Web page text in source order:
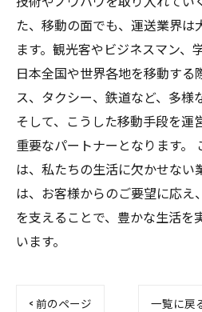
た、移動の面でも、運送業界は
ます。観光客やビジネスマン、
日本全国や世界各地を移動する
ス、タクシー、鉄道など、多様
そして、こうした移動手段を運
重要なパートナーとなります。
は、私たちの生活に欠かせない
は、お客様からのご要望に応え
を支えることで、豊かな生活を
います。
< 前のページ 一覧に戻